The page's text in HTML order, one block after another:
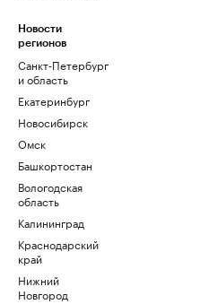
Новости
регионов
Санкт-Петербург
и область
Екатеринбург
Новосибирск
Омск
Башкортостан
Вологодская
область
Калининград
Краснодарский
край
Нижний
Новгород